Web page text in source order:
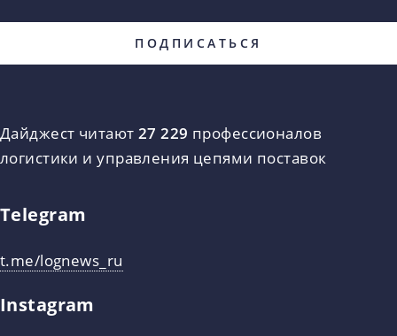
Дайджест читают 27 229 профессионалов
логистики и управления цепями поставок
Telegram
t.me/lognews_ru
Instagram